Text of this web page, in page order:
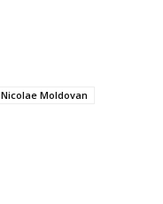
Nicolae Moldovan